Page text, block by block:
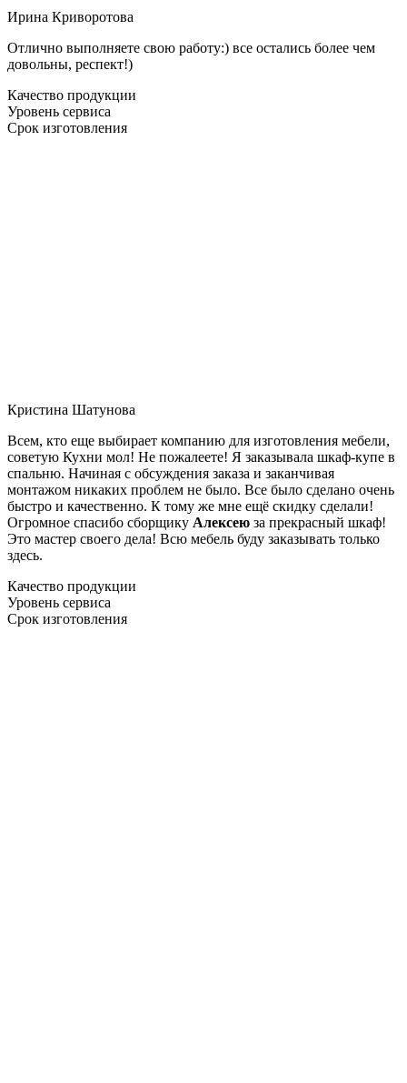
Ирина Криворотова
Отлично выполняете свою работу:) все остались более чем
довольны, респект!)
Качество продукции
Уровень сервиса
Срок изготовления
Кристина Шатунова
Всем, кто еще выбирает компанию для изготовления мебели,
советую Кухни мол! Не пожалеете! Я заказывала шкаф-купе в
спальню. Начиная с обсуждения заказа и заканчивая
монтажом никаких проблем не было. Все было сделано очень
быстро и качественно. К тому же мне ещё скидку сделали!
Огромное спасибо сборщику Алексею за прекрасный шкаф!
Это мастер своего дела! Всю мебель буду заказывать только
здесь.
Качество продукции
Уровень сервиса
Срок изготовления